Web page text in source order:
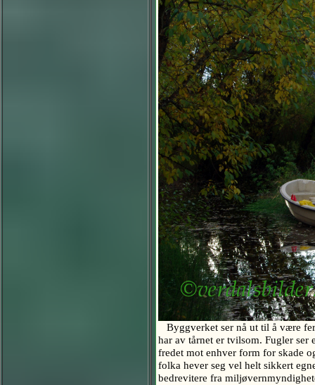
Byggverket ser nå ut til å være
har av tårnet er tvilsom. Fugler
fredet mot enhver form for skade
folka hever seg vel helt sikkert
bedrevitere fra